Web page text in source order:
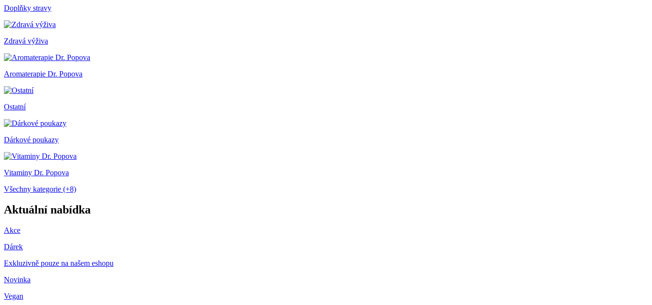
Doplňky stravy
Zdravá výživa
Aromaterapie Dr. Popova
Ostatní
Dárkové poukazy
Vitaminy Dr. Popova
Všechny kategorie (+8)
Aktuální nabídka
Akce
Dárek
Exkluzivně pouze na našem eshopu
Novinka
Vegan